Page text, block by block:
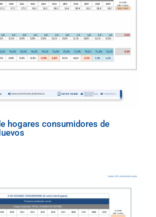
hogares consumidores de